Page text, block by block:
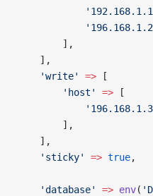
        ],
    ],
    'write'
=> [
        'host'
=> [
        ],
    ],
    'sticky'
=> true,
    'database'
=> env(